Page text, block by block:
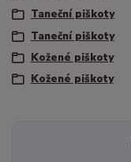
Taneční piškoty
Taneční piškoty
Kožené piškoty
Kožené piškoty